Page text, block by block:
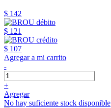
$ 142
$ 121
$ 107
Agregar a mi carrito
-
+
Agregar
No hay suficiente stock disponible